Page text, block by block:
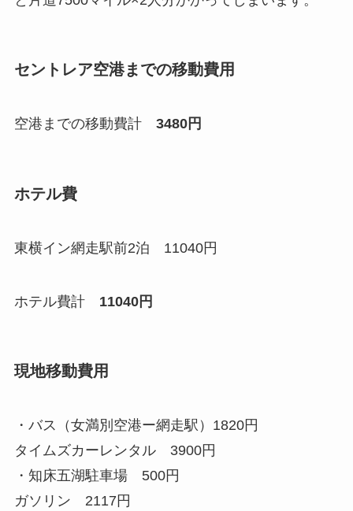
セントレア空港までの移動費用
空港までの移動費計 3480円
ホテル費
東横イン網走駅前2泊 11040円
ホテル費計 11040円
現地移動費用
・バス（女満別空港ー網走駅）1820円
タイムズカーレンタル 3900円
・知床五湖駐車場 500円
ガソリン 2117円